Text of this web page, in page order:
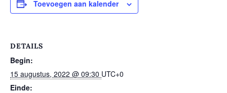
Toevoegen aan kalender
DETAILS
Begin:
15 augustus, 2022 @ 09:30 UTC+0
Einde: